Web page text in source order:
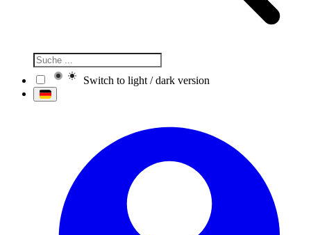
Switch to light / dark version